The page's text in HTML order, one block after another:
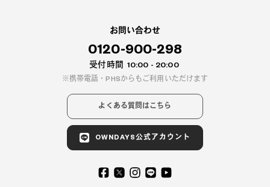
お問い合わせ
0120-900-298
受付時間 10:00 - 20:00
携帯電話・PHSからもご利用いただけます
よくある質問はこちら
OWNDAYS公式アカウント